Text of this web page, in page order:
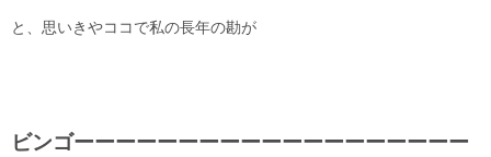
と、思いきやココで私の長年の勘が
ビンゴーーーーーーーーーーーーーーーーーーー